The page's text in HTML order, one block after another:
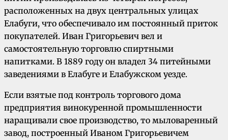
расположенных на двух центральных улицах
Елабуги, что обеспечивало им постоянный приток
покупателей. Иван Гри­горьевич вел и
самостоятельную торговлю спиртными
напитками. В 1889 году он владел 34 питейными
заведениями в Елабуге и Ела­бужском уезде.
Если взятые под контроль торгового дома
предприятия винокуренной промышленности
наращивали свое производство, то мыловарен­ный
завод, построенный Иваном Григорьевичем